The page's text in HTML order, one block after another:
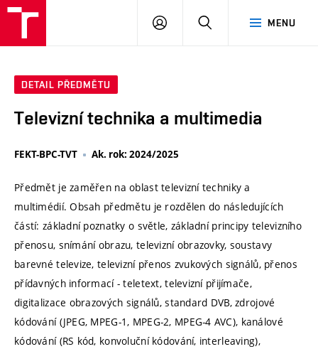
MENU
PŘIHLÁSIT
DETAIL PŘEDMĚTU
Televizní technika a multimedia
FEKT-BPC-TVT Ak. rok: 2024/2025
Předmět je zaměřen na oblast televizní techniky a
multimédií. Obsah předmětu je rozdělen do následujících
částí: základní poznatky o světle, základní principy televizního
přenosu, snímání obrazu, televizní obrazovky, soustavy
barevné televize, televizní přenos zvukových signálů, přenos
přídavných informací - teletext, televizní přijímače,
digitalizace obrazových signálů, standard DVB, zdrojové
kódování (JPEG, MPEG-1, MPEG-2, MPEG-4 AVC), kanálové
kódování (RS kód, konvoluční kódování, interleaving),